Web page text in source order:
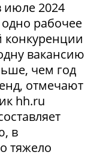
июле 2024
рабочее
вакансию
чем год
отмечают
hh.ru
в
тяжело